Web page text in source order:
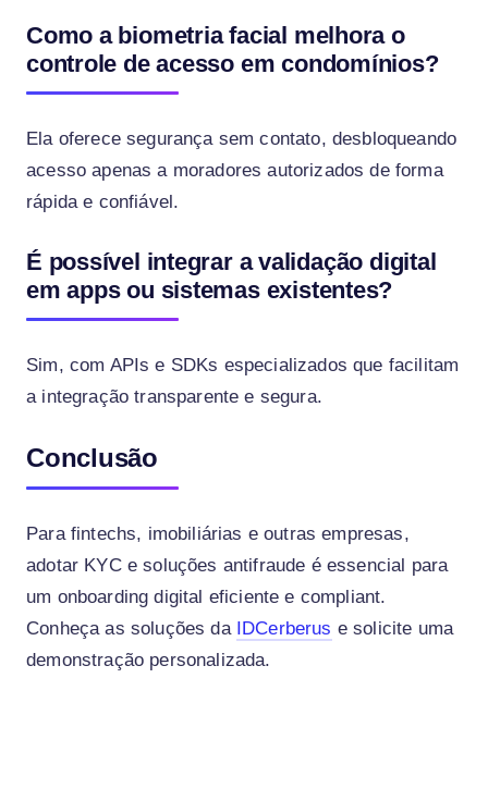
Como a biometria facial melhora o
controle de acesso em condomínios?
Ela oferece segurança sem contato, desbloqueando
acesso apenas a moradores autorizados de forma
rápida e confiável.
É possível integrar a validação digital
em apps ou sistemas existentes?
Sim, com APIs e SDKs especializados que facilitam
a integração transparente e segura.
Conclusão
Para fintechs, imobiliárias e outras empresas,
adotar KYC e soluções antifraude é essencial para
um onboarding digital eficiente e compliant.
Conheça as soluções da IDCerberus e solicite uma
demonstração personalizada.